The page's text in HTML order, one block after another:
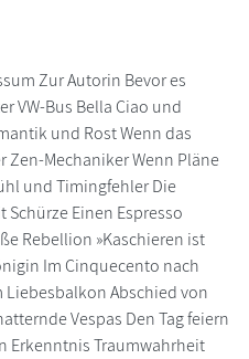
Zur Autorin Bevor es
VW-Bus Bella Ciao und
und Rost Wenn das
Zen-Mechaniker Wenn Pläne
und Timingfehler Die
Einen Espresso
Rebellion »Kaschieren ist
Im Cinquecento nach
Abschied von
Vespas Den Tag feiern
Erkenntnis Traumwahrheit